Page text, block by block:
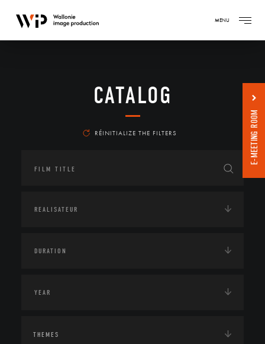
MENU
CATALOG
RÉINITIALIZE THE FILTERS
THEMES
E-MEETING ROOM